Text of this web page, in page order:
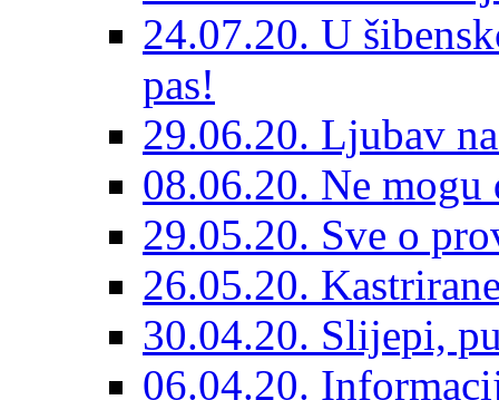
24.07.20. U
pas!
29.06.20. Ljubav
08.06.20. Ne
29.05.20. Sve o
26.05.20.
30.04.20. Slijepi,
06.04.20.